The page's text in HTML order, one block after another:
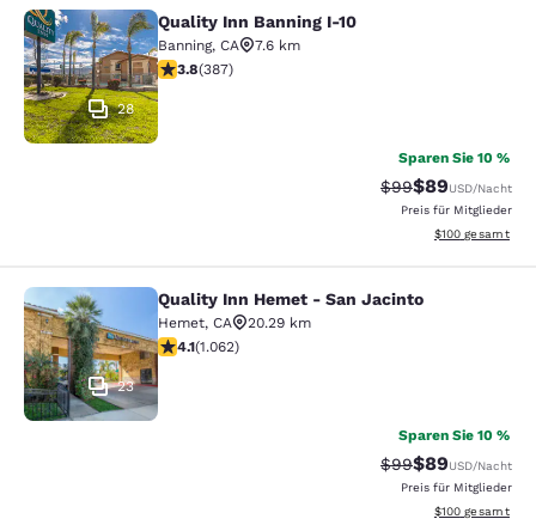
Quality Inn Banning I-10
28
Quality Inn Banning I-10
Banning, CA
7.6 km
3.81-Sterne-Bewertung. Gut. 387 Bewertungen
3.8(387)
Sparen Sie 10 %
Durchgestrichener
$99Vergünstigter
$89USD/Nacht
Preis für Mitglieder
Geschätzte
$100 gesamt
Quality Inn Hemet - San Jacinto
23
Quality Inn Hemet - San Jacinto
Hemet, CA
20.29 km
4.07-Sterne-Bewertung. Sehr gut. 1062 Bewertungen
4.1(1.062)
Sparen Sie 10 %
Durchgestrichener
$99Vergünstigter
$89USD/Nacht
Preis für Mitglieder
Geschätzte
$100 gesamt